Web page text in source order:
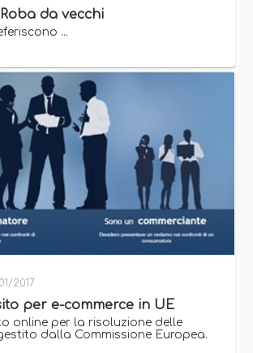
da vecchi
...
2017
per e-commerce in UE
online per la risoluzione delle
dalla Commissione Europea.